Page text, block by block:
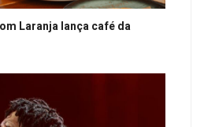
Laranja lança café da